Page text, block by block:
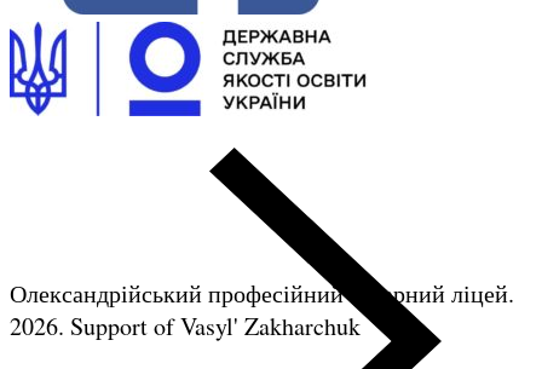
Олександрійський професійний аграрний ліцей.
2026. Support of Vasyl' Zakharchuk